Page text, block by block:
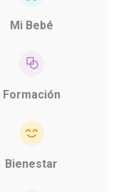
Mi Bebé
Formación
Bienestar